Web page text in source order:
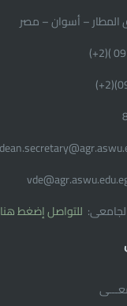
المطار – أسوان – مصر
+
)
+
)
للتواصل إضغط هنا